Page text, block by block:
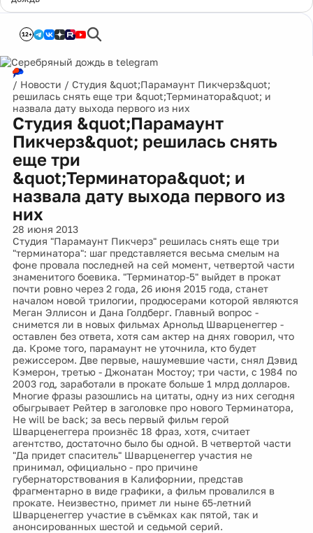
12+
/ Новости / Студия &quot;Парамаунт Пикчерз&quot;
решилась снять еще три &quot;Терминатора&quot; и
назвала дату выхода первого из них
Студия &quot;Парамаунт
Пикчерз&quot; решилась снять
еще три
&quot;Терминатора&quot; и
назвала дату выхода первого из
них
28 июня 2013
Студия "Парамаунт Пикчерз" решилась снять еще три
"терминатора": шаг представляется весьма смелым на
фоне провала последней на сей момент, четвертой части
знаменитого боевика. "Терминатор-5" выйдет в прокат
почти ровно через 2 года, 26 июня 2015 года, станет
началом новой трилогии, продюсерами которой являются
Меган Эллисон и Дана Голдберг. Главный вопрос -
снимется ли в новых фильмах Арнольд Шварценеггер -
оставлен без ответа, хотя сам актер на днях говорил, что
да. Кроме того, парамаунт не уточнила, кто будет
режиссером. Две первые, нашумевшие части, снял Дэвид
Кэмерон, третью - Джонатан Мостоу; три части, с 1984 по
2003 год, заработали в прокате больше 1 млрд долларов.
Многие фразы разошлись на цитаты, одну из них сегодня
обыгрывает Рейтер в заголовке про нового Терминатора,
He will be back; за весь первый фильм герой
Шварценеггера произнёс 18 фраз, хотя, считает
агентство, достаточно было бы одной. В четвертой части
"Да придет спаситель" Шварценеггер участия не
принимал, официально - про причине
губернаторствования в Калифорнии, представ
фрагментарно в виде графики, а фильм провалился в
прокате. Неизвестно, примет ли ныне 65-летний
Шварценеггер участие в съёмках как пятой, так и
анонсированных шестой и седьмой серий.